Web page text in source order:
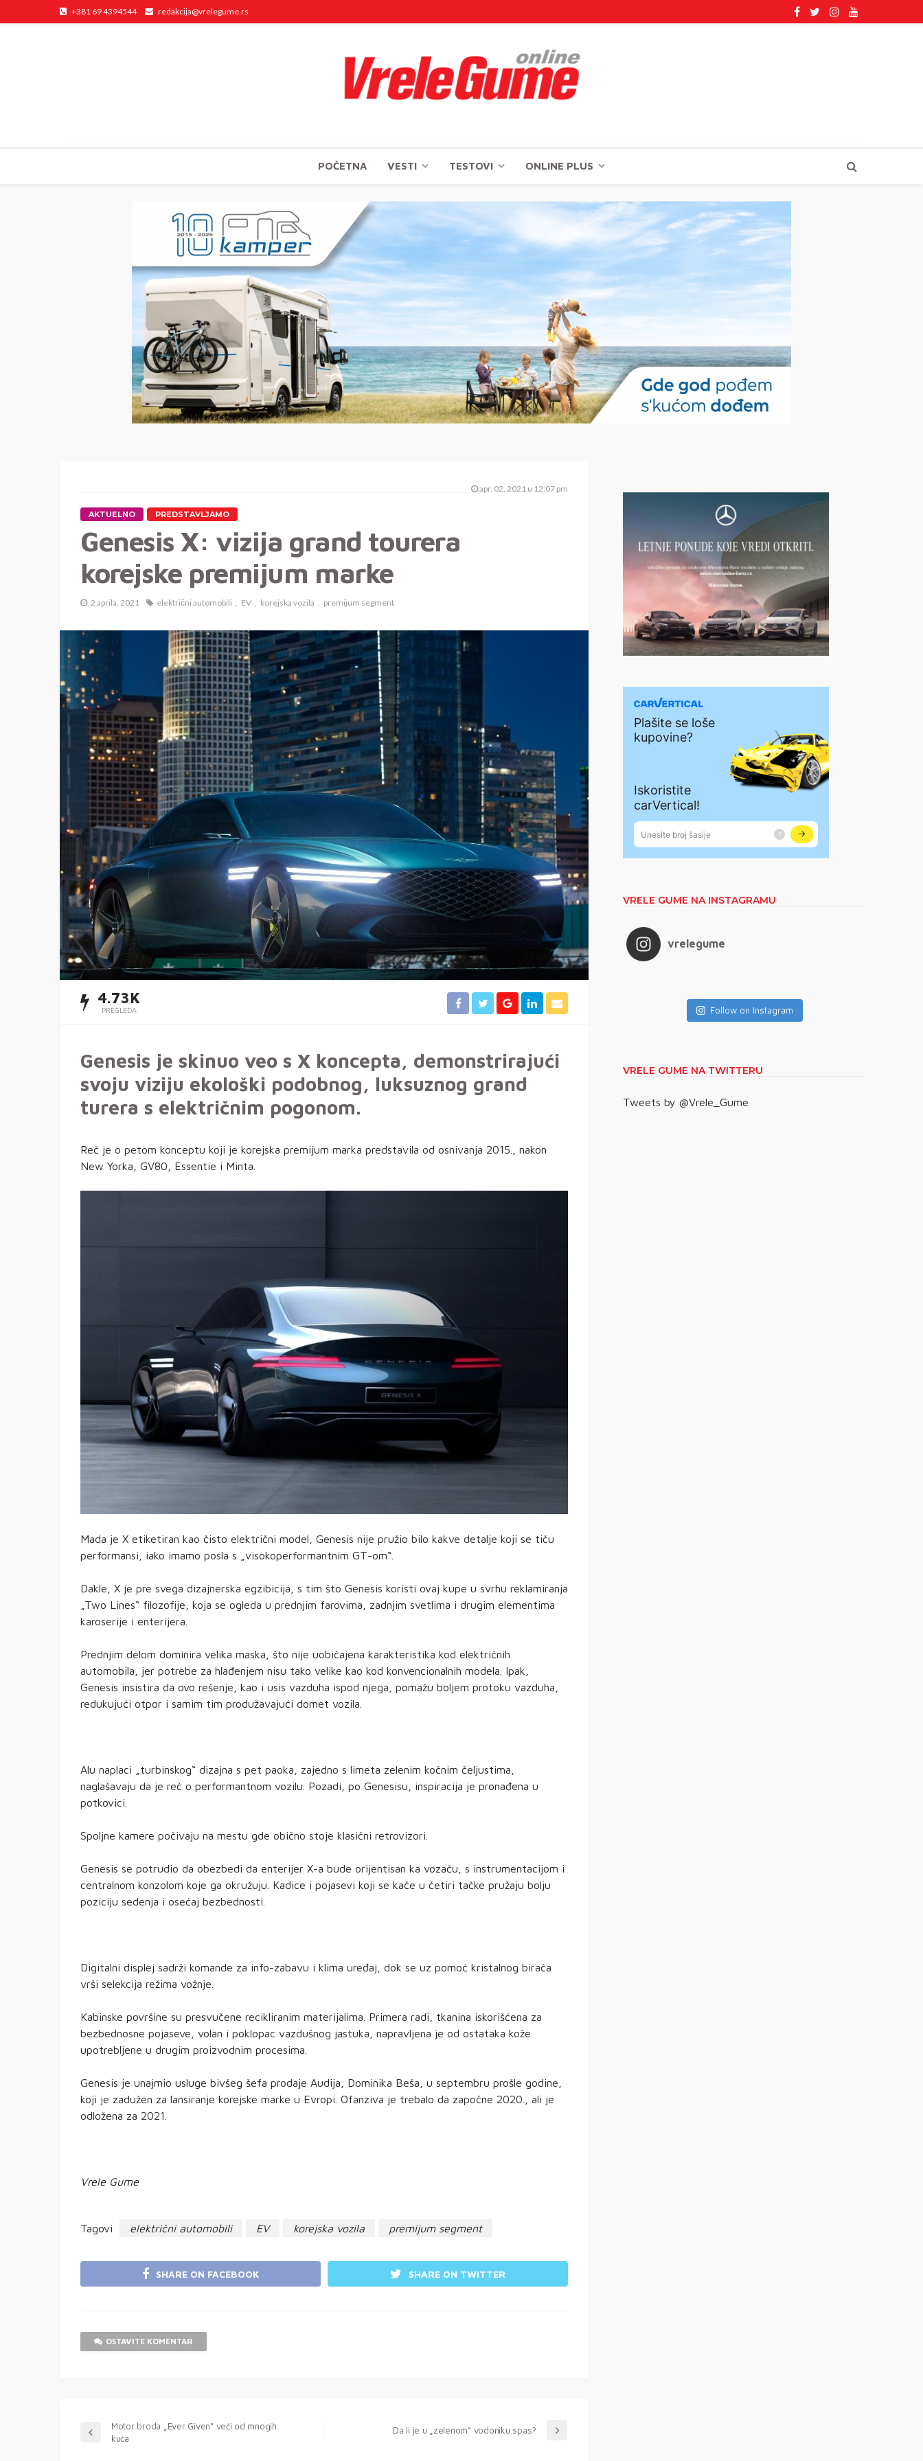
+381 69 4394544 redakcija@vrelegume.rs
POČETNA VESTI TESTOVI ONLINE PLUS
apr. 02, 2021 u 12:07 pm
AKTUELNO PREDSTAVLJAMO
Genesis X: vizija grand tourera
korejske premijum marke
2 aprila, 2021 električni automobili EV korejska vozila premijum segment
4.73K
PREGLEDA
Genesis je skinuo veo s X koncepta, demonstrirajući
svoju viziju ekološki podobnog, luksuznog grand
turera s električnim pogonom.
Reč je o petom konceptu koji je korejska premijum marka predstavila od osnivanja 2015., nakon
New Yorka, GV80, Essentie i Minta.
Mada je X etiketiran kao čisto električni model, Genesis nije pružio bilo kakve detalje koji se tiču
performansi, iako imamo posla s „visokoperformantnim GT-om“.
Dakle, X je pre svega dizajnerska egzibicija, s tim što Genesis koristi ovaj kupe u svrhu reklamiranja
„Two Lines“ filozofije, koja se ogleda u prednjim farovima, zadnjim svetlima i drugim elementima
karoserije i enterijera.
Prednjim delom dominira velika maska, što nije uobičajena karakteristika kod električnih
automobila, jer potrebe za hlađenjem nisu tako velike kao kod konvencionalnih modela. Ipak,
Genesis insistira da ovo rešenje, kao i usis vazduha ispod njega, pomažu boljem protoku vazduha,
redukujući otpor i samim tim produžavajući domet vozila.
Alu naplaci „turbinskog“ dizajna s pet paoka, zajedno s limeta zelenim kočnim čeljustima,
naglašavaju da je reč o performantnom vozilu. Pozadi, po Genesisu, inspiracija je pronađena u
potkovici.
Spoljne kamere počivaju na mestu gde obično stoje klasični retrovizori.
Genesis se potrudio da obezbedi da enterijer X-a bude orijentisan ka vozaču, s instrumentacijom i
centralnom konzolom koje ga okružuju. Kadice i pojasevi koji se kače u četiri tačke pružaju bolju
poziciju sedenja i osećaj bezbednosti.
Digitalni displej sadrži komande za info-zabavu i klima uređaj, dok se uz pomoć kristalnog birača
vrši selekcija režima vožnje.
Kabinske površine su presvučene recikliranim materijalima. Primera radi, tkanina iskorišćena za
bezbednosne pojaseve, volan i poklopac vazdušnog jastuka, napravljena je od ostataka kože
upotrebljene u drugim proizvodnim procesima.
Genesis je unajmio usluge bivšeg šefa prodaje Audija, Dominika Beša, u septembru prošle godine,
koji je zadužen za lansiranje korejske marke u Evropi. Ofanziva je trebalo da započne 2020., ali je
odložena za 2021.
Vrele Gume
Tagovi električni automobili EV korejska vozila premijum segment
SHARE ON FACEBOOK SHARE ON TWITTER
OSTAVITE KOMENTAR
Motor broda „Ever Given“ veći od mnogih
kuća
Da li je u „zelenom“ vodoniku spas?
VRELE GUME NA INSTAGRAMU
vrelegume
Follow on Instagram
VRELE GUME NA TWITTERU
Tweets by @Vrele_Gume